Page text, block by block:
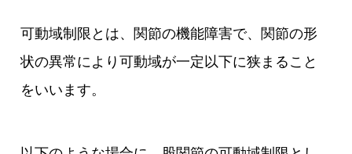
可動域制限とは、関節の機能障害で、関節の形
状の異常により可動域が一定以下に狭まること
をいいます。